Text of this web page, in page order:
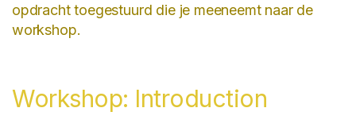
opdracht toegestuurd die je meeneemt naar de
workshop.
Workshop: Introduction